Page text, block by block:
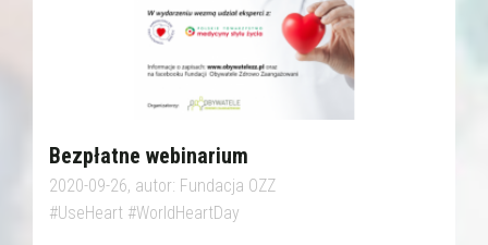
Bezpłatne webinarium
2020-09-26, autor: Fundacja OZZ
#UseHeart #WorldHeartDay